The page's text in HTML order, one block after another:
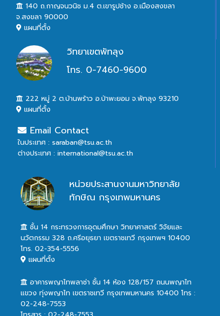
140 ถ.กาญจนวนิช ม.4 ต.เขารูปช้าง อ.เมืองสงขลา
จ.สงขลา 90000
แผนที่ตั้ง
วิทยาเขตพัทลุง
โทร. 0-7460-9600
222 หมู่ 2 ต.บ้านพร้าว อ.ป่าพะยอม จ.พัทลุง 93210
แผนที่ตั้ง
Email Contact
ในประเทศ : saraban@tsu.ac.th
ต่างประเทศ : international@tsu.ac.th
หน่วยประสานงานมหาวิทยาลัย
ทักษิณ กรุงเทพมหานคร
ชั้น 14 กระทรวงการอุดมศึกษา วิทยาศาสตร์ วิจัยและ
นวัตกรรม 328 ถ.ศรีอยุธยา เขตราชเทวี กรุงเทพฯ 10400
โทร. 02-354-5556
แผนที่ตั้ง
อาคารพญาไทพลาซ่า ชั้น 14 ห้อง 128/157 ถนนพญาไท
แขวง ทุ่งพญาไท เขตราชเทวี กรุงเทพมหานคร 10400 โทร :
02-248-7553